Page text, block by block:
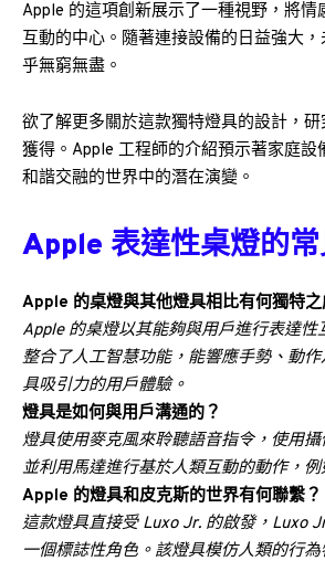
Apple 的這項創新展示了一種視野，將情
互動的中心。隨著連接設備的日益強大
乎無窮無盡。
欲了解更多關於這款獨特燈具的設計，研
獲得。Apple 工程師的介紹預示著家庭設
和諧交融的世界中的潛在演變。
Apple 表達性桌燈的
Apple 的桌燈與其他燈具相比有何獨特之
Apple 的桌燈以其能夠與用戶進行表達性
整合了人工智慧功能，能響應手勢、動
具吸引力的用戶體驗。
燈具是如何與用戶溝通的？
燈具使用麥克風來聆聽語音指令，使用攝
並利用馬達進行基於人類互動的動作，
Apple 的燈具和皮克斯的世界有何聯繫？
這款燈具直接受 Luxo Jr. 的啟發，Luxo
一個標誌性角色。該燈具模仿人類的行